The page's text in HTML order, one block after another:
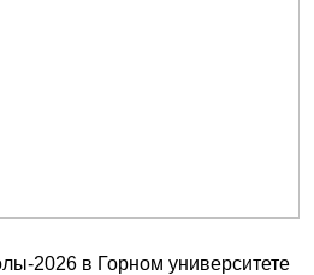
2026 в Горном университете